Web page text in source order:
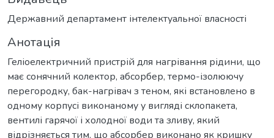
Державний департамент інтелектуальної власності
Анотація
Геліоелектричний пристрій для нагрівання рідини, що
має сонячний колектор, абсорбер, термо-ізолюючу
перегородку, бак-нагрівач з теном, які встановлено в
одному корпусі виконаному у вигляді склопакета,
вентилі гарячої і холодної води та зливу, який
відрізняється тим, що абсорбер виконано як кришку